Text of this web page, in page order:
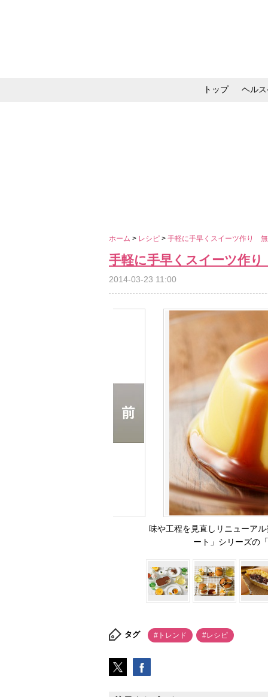
トップ ヘル
ホーム > レシピ > 手軽に手早くスイーツ作り
手軽に手早くスイーツ作
2014-03-23 11:00
味や工程を見直しリニューア
ート」シリーズの
タグ #トレンド #レシピ